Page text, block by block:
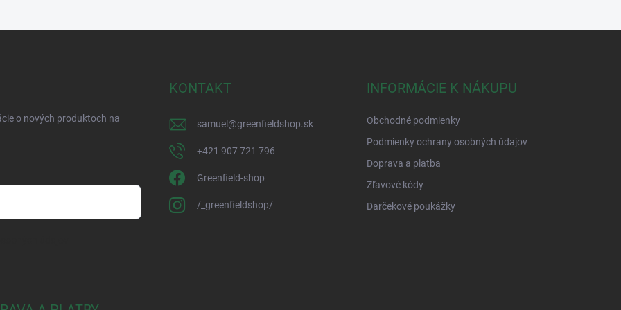
o nových produktoch na
KONTAKT
samuel @greenfieldshop.sk
+421 907 721 796
Greenfield-shop
/_greenfieldshop/
INFORMÁCIE K NÁKUPU
Obchodné podmienky
Podmienky ochrany osobných údajov
Doprava a platba
Zľavové kódy
Darčekové poukážky